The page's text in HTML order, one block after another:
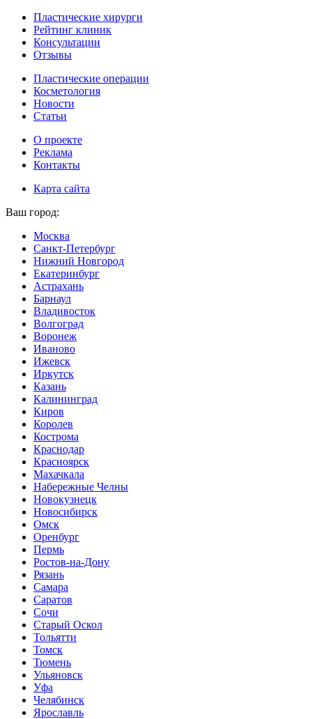
Пластические хирурги
Рейтинг клиник
Консультации
Отзывы
Пластические операции
Косметология
Новости
Статьи
О проекте
Реклама
Контакты
Карта сайта
Ваш город:
Москва
Санкт-Петербург
Нижний Новгород
Екатеринбург
Астрахань
Барнаул
Владивосток
Волгоград
Воронеж
Иваново
Ижевск
Иркутск
Казань
Калининград
Киров
Королев
Кострома
Краснодар
Красноярск
Махачкала
Набережные Челны
Новокузнецк
Новосибирск
Омск
Оренбург
Пермь
Ростов-на-Дону
Рязань
Самара
Саратов
Сочи
Старый Оскол
Тольятти
Томск
Тюмень
Ульяновск
Уфа
Челябинск
Ярославль